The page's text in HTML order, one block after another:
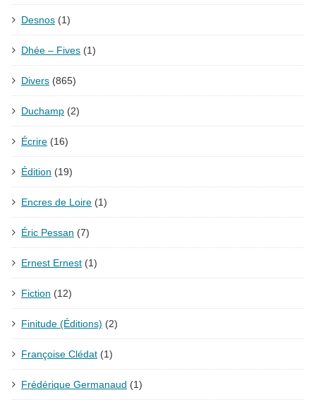
Desnos (1)
Dhée – Fives (1)
Divers (865)
Duchamp (2)
Écrire (16)
Édition (19)
Encres de Loire (1)
Éric Pessan (7)
Ernest Ernest (1)
Fiction (12)
Finitude (Éditions) (2)
Françoise Clédat (1)
Frédérique Germanaud (1)